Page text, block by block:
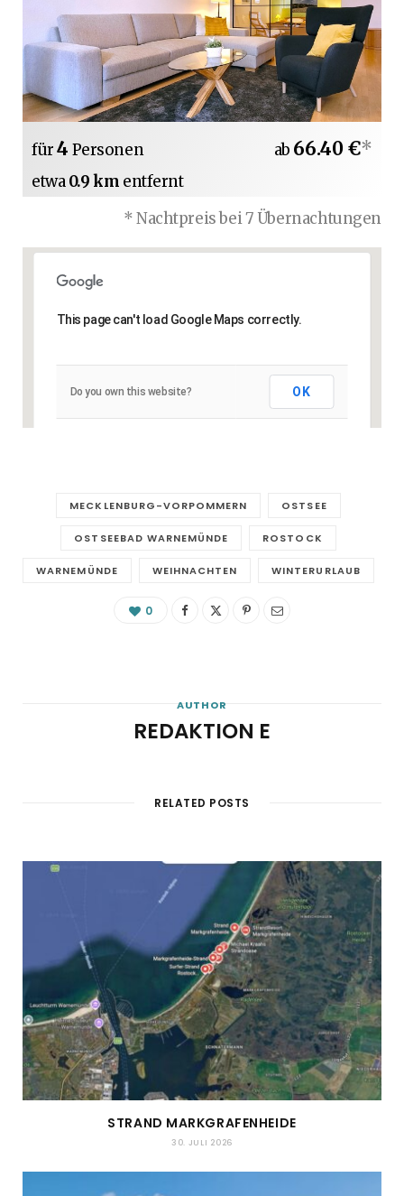
für4 Personen
etwa0.9 km entfernt
ab 66.40 €*
* Nachtpreis bei 7 Übernachtungen
This page can't load Google Maps correctly.
Do you own this website? OK
MECKLENBURG-VORPOMMERN OSTSEE
OSTSEEBAD WARNEMÜNDE ROSTOCK
WARNEMÜNDE WEIHNACHTEN WINTERURLAUB
0
AUTHOR
REDAKTION E
RELATED POSTS
STRAND MARKGRAFENHEIDE
30. JULI 2026